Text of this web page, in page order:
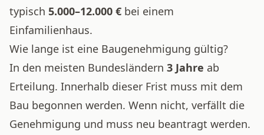
typisch 5.000–12.000 € bei einem
Einfamilienhaus.
Wie lange ist eine Baugenehmigung gültig?
In den meisten Bundesländern 3 Jahre ab
Erteilung. Innerhalb dieser Frist muss mit dem
Bau begonnen werden. Wenn nicht, verfällt die
Genehmigung und muss neu beantragt werden.